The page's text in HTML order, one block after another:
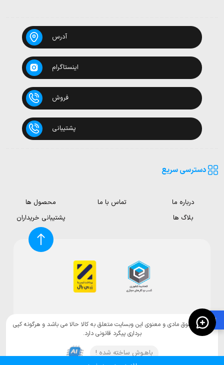
🛍️
آدرس
اینستاگرام
فروش
پشتیبانی
دسترسی سریع
درباره ما تماس با ما
محصول ها
بلاگ ها
پشتیبانی خریداران
تمامی حقوق مادی و معنوی این وبسایت متعلق به کالا حالا می باشد و هرگونه کپی
برداری پیگرد قانونی دارد.
باهـوش ساخته شده !